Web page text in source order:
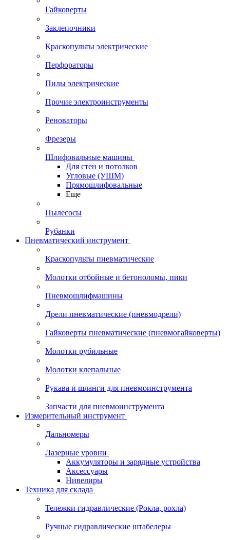
Гайковерты
Заклепочники
Краскопульты электрические
Перфораторы
Пилы электрические
Прочие электроинструменты
Реноваторы
Фрезеры
Шлифовальные машины
Для стен и потолков
Угловые (УШМ)
Прямошлифовальные
Еще
Пылесосы
Рубанки
Пневматический инструмент
Краскопульты пневматические
Молотки отбойные и бетоноломы, пики
Пневмошлифмашины
Дрели пневматические (пневмодрели)
Гайковерты пневматические (пневмогайковерты)
Молотки рубильные
Молотки клепальные
Рукава и шланги для пневмоинструмента
Запчасти для пневмоинструмента
Измерительный инструмент
Дальномеры
Лазерные уровни
Аккумуляторы и зарядные устройства
Аксессуары
Нивелиры
Техника для склада
Тележки гидравлические (Рокла, рохла)
Ручные гидравлические штабелеры